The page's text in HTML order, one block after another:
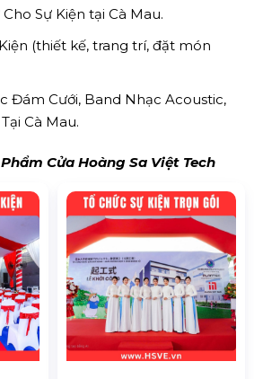
Sự Kiện tại Cà Mau.
(thiết kế, trang trí, đặt món
Đám Cưới, Band Nhạc Acoustic,
Cà Mau.
Cửa Hoàng Sa Việt Tech